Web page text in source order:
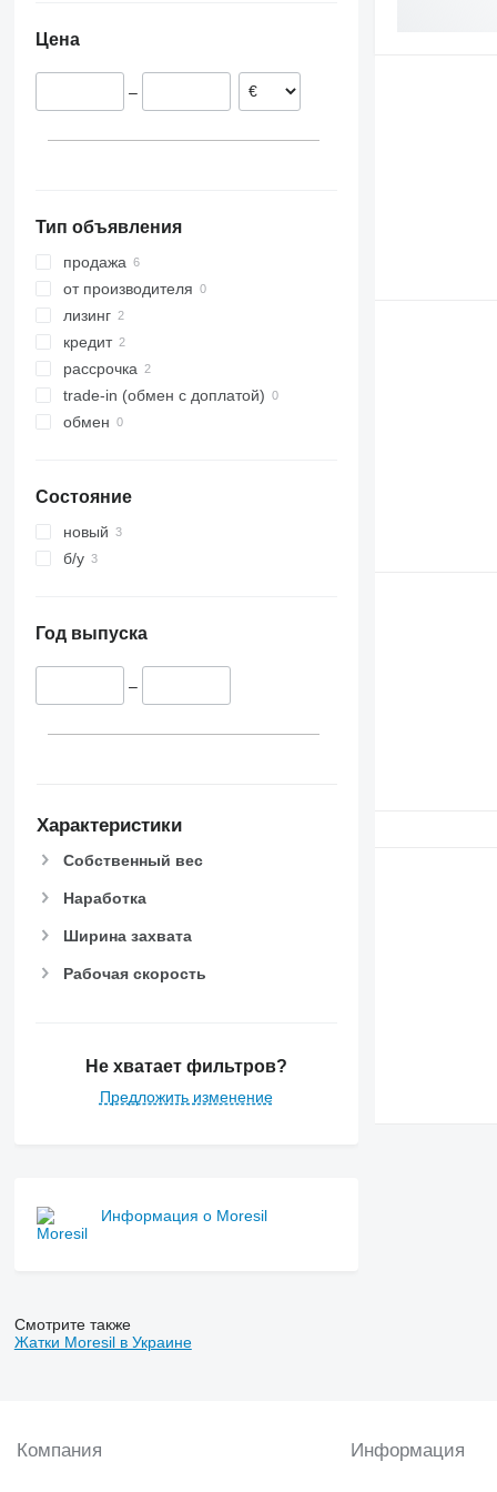
Цена
–
Тип объявления
продажа
от производителя
лизинг
кредит
рассрочка
trade-in (обмен с доплатой)
обмен
Состояние
новый
б/у
Год выпуска
–
Характеристики
Собственный вес
Наработка
Ширина захвата
Рабочая скорость
Не хватает фильтров?
Предложить изменение
Информация о Moresil
Смотрите также
Жатки Moresil в Украине
Компания Информация